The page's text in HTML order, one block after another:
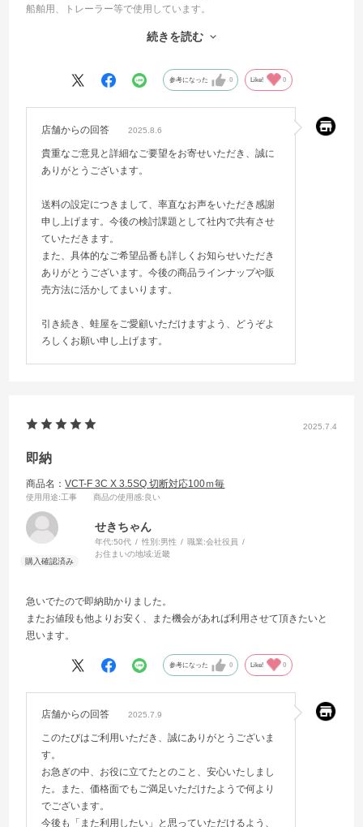
船舶用、トレーラー等で使用しています。
VCT-F 5C X 0.75SQ
VCTFK 2C X 0.75SQ
VCTFK 2C X 1.25SQ
続きを読む
参考になった 0 Like! 0
店舗からの回答 2025.8.6
貴重なご意見と詳細なご要望をお寄せいただき、誠に
ありがとうございます。
送料の設定につきまして、率直なお声をいただき感謝
申し上げます。今後の検討課題として社内で共有させ
ていただきます。
また、具体的なご希望品番も詳しくお知らせいただき
ありがとうございます。今後の商品ラインナップや販
売方法に活かしてまいります。
引き続き、蛙屋をご愛顧いただけますよう、どうぞよ
ろしくお願い申し上げます。
2025.7.4
即納
商品名：VCT-F 3C X 3.5SQ 切断対応100ｍ毎
使用用途:工事 商品の使用感:良い
せきちゃん
年代:50代 性別:男性 職業:会社役員
お住まいの地域:近畿
急いでたので即納助かりました。
またお値段も他よりお安く、また機会があれば利用させて頂きたいと
思います。
参考になった 0 Like! 0
店舗からの回答 2025.7.9
このたびはご利用いただき、誠にありがとうございま
す。
お急ぎの中、お役に立てたとのこと、安心いたしまし
た。また、価格面でもご満足いただけたようで何より
でございます。
今後も「また利用したい」と思っていただけるよう、